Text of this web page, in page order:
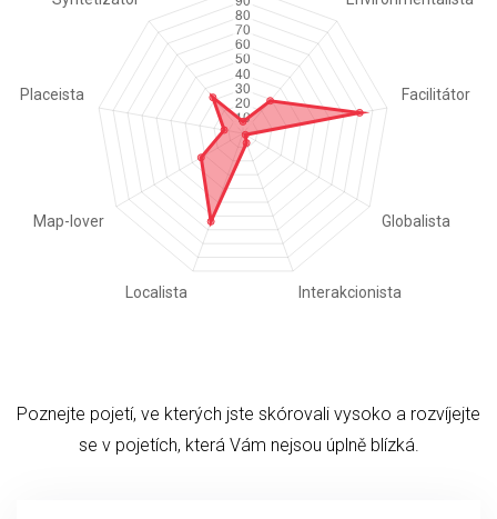
Poznejte pojetí, ve kterých jste skórovali vysoko a rozvíjejte
se v pojetích, která Vám nejsou úplně blízká.